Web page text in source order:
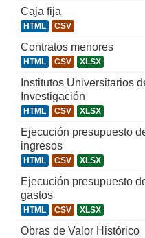
Caja fija
HTML CSV
Contratos menores
HTML CSV XLSX
Institutos Universitarios
Investigación
HTML CSV XLSX
Ejecución presupuesto
ingresos
HTML CSV XLSX
Ejecución presupuesto
gastos
HTML CSV XLSX
Obras de Valor Histórico